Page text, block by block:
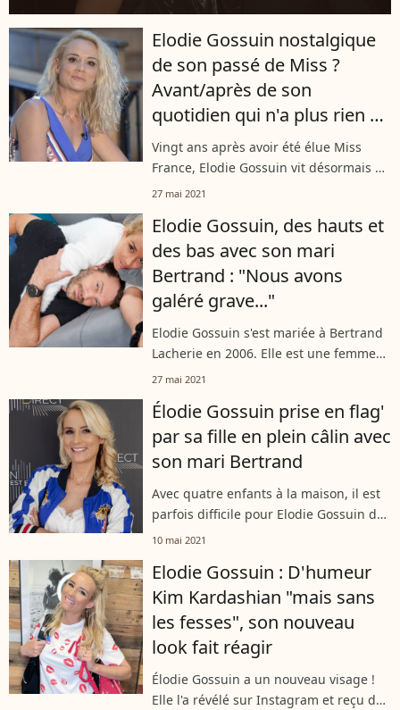
Elodie Gossuin nostalgique
de son passé de Miss ?
Avant/après de son
quotidien qui n'a plus rien à
voir
Vingt ans après avoir été élue Miss
France, Elodie Gossuin vit désormais un
quotidien bien différent. Elle l'a
s'amusant de son manque de glamour.
27 mai 2021
Elodie Gossuin, des hauts et
des bas avec son mari
Bertrand : "Nous avons
galéré grave..."
Elodie Gossuin s'est mariée à Bertrand
Lacherie en 2006. Elle est une femme
accomplie, une maman heureuse et
parfois, forcément, les choses se
compliquent.
27 mai 2021
Élodie Gossuin prise en flag'
par sa fille en plein câlin avec
son mari Bertrand
Avec quatre enfants à la maison, il est
parfois difficile pour Elodie Gossuin de
s'octroyer des moments en amoureux
même lorsqu'elle réussi, elle...
10 mai 2021
Elodie Gossuin : D'humeur
Kim Kardashian "mais sans
les fesses", son nouveau
look fait réagir
Élodie Gossuin a un nouveau visage !
Elle l'a révélé sur Instagram et reçu de